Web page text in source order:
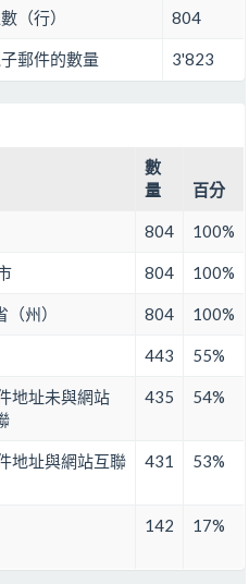
（行） 804
郵件的數量 3'823
數
量
百分
804 100%
804 100%
州） 804 100%
443 55%
地址未與網站
435 54%
地址與網站互聯
431 53%
142 17%